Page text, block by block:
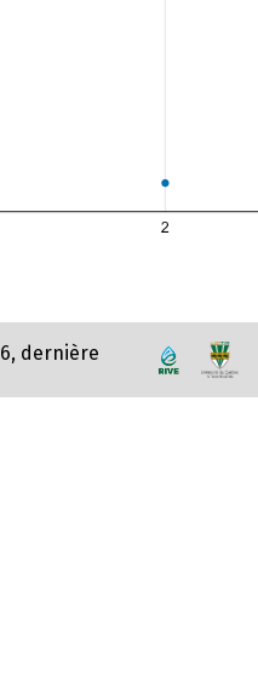
dernière